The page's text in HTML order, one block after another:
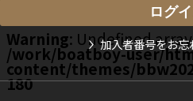
加入者番号をお忘
3-2.「決
Warning: Undefined
/work/boatboy-user/
content/themes/
180